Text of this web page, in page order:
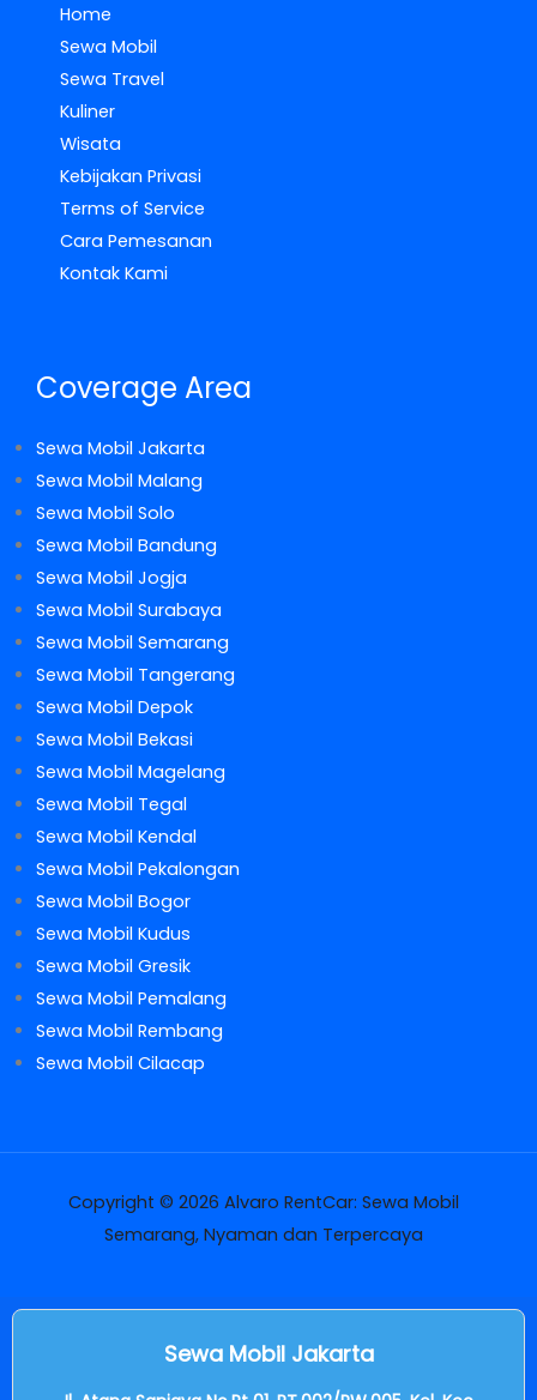
Home
Sewa Mobil
Sewa Travel
Kuliner
Wisata
Kebijakan Privasi
Terms of Service
Cara Pemesanan
Kontak Kami
Coverage Area
Sewa Mobil Jakarta
Sewa Mobil Malang
Sewa Mobil Solo
Sewa Mobil Bandung
Sewa Mobil Jogja
Sewa Mobil Surabaya
Sewa Mobil Semarang
Sewa Mobil Tangerang
Sewa Mobil Depok
Sewa Mobil Bekasi
Sewa Mobil Magelang
Sewa Mobil Tegal
Sewa Mobil Kendal
Sewa Mobil Pekalongan
Sewa Mobil Bogor
Sewa Mobil Kudus
Sewa Mobil Gresik
Sewa Mobil Pemalang
Sewa Mobil Rembang
Sewa Mobil Cilacap
Copyright © 2026 Alvaro RentCar: Sewa Mobil
Semarang, Nyaman dan Terpercaya
Sewa Mobil Jakarta